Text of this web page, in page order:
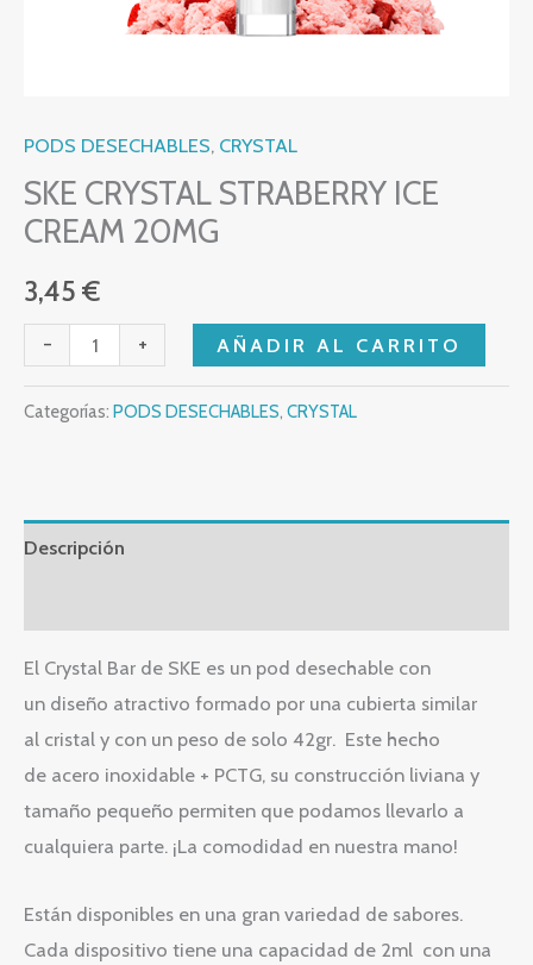
PODS DESECHABLES, CRYSTAL
SKE CRYSTAL STRABERRY ICE
CREAM 20MG
3,45 €
- + AÑADIR AL CARRITO
Categorías: PODS DESECHABLES, CRYSTAL
Descripción
El Crystal Bar de SKE es un pod desechable con
un diseño atractivo formado por una cubierta similar
al cristal y con un peso de solo 42gr. Este hecho
de acero inoxidable + PCTG, su construcción liviana y
tamaño pequeño permiten que podamos llevarlo a
cualquiera parte. ¡La comodidad en nuestra mano!
Están disponibles en una gran variedad de sabores.
Cada dispositivo tiene una capacidad de 2ml con una